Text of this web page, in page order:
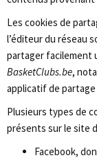
Les cookies de
l’éditeur du réseau
partager facilement
BasketClubs.be,
applicatif de
Plusieurs types de
présents sur le site
Facebook,